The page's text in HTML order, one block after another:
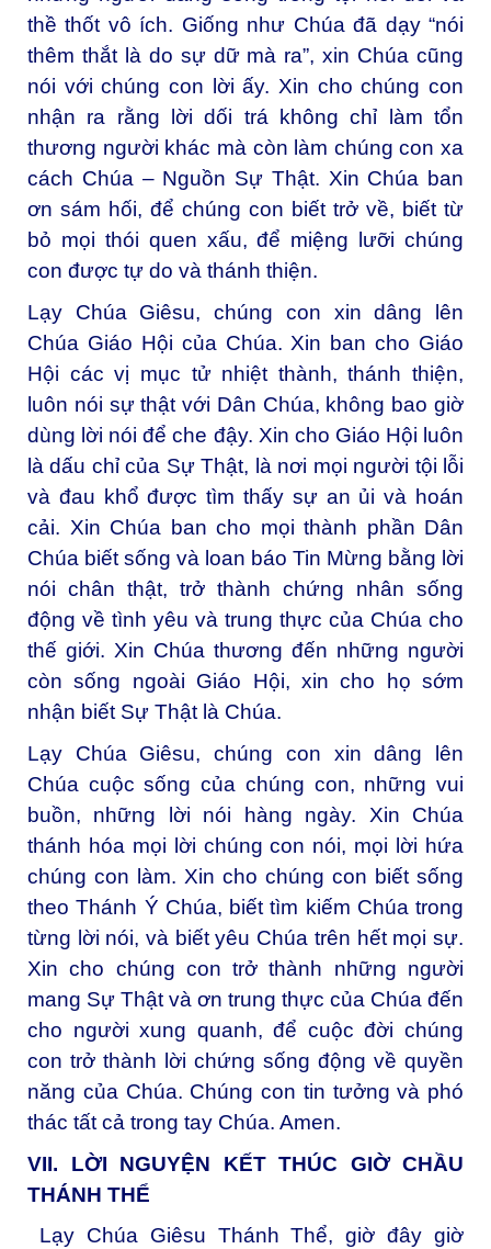
thề thốt vô ích. Giống như Chúa đã dạy “nói
thêm thắt là do sự dữ mà ra”, xin Chúa cũng
nói với chúng con lời ấy. Xin cho chúng con
nhận ra rằng lời dối trá không chỉ làm tổn
thương người khác mà còn làm chúng con xa
cách Chúa – Nguồn Sự Thật. Xin Chúa ban
ơn sám hối, để chúng con biết trở về, biết từ
bỏ mọi thói quen xấu, để miệng lưỡi chúng
con được tự do và thánh thiện.
Lạy Chúa Giêsu, chúng con xin dâng lên
Chúa Giáo Hội của Chúa. Xin ban cho Giáo
Hội các vị mục tử nhiệt thành, thánh thiện,
luôn nói sự thật với Dân Chúa, không bao giờ
dùng lời nói để che đậy. Xin cho Giáo Hội luôn
là dấu chỉ của Sự Thật, là nơi mọi người tội lỗi
và đau khổ được tìm thấy sự an ủi và hoán
cải. Xin Chúa ban cho mọi thành phần Dân
Chúa biết sống và loan báo Tin Mừng bằng lời
nói chân thật, trở thành chứng nhân sống
động về tình yêu và trung thực của Chúa cho
thế giới. Xin Chúa thương đến những người
còn sống ngoài Giáo Hội, xin cho họ sớm
nhận biết Sự Thật là Chúa.
Lạy Chúa Giêsu, chúng con xin dâng lên
Chúa cuộc sống của chúng con, những vui
buồn, những lời nói hàng ngày. Xin Chúa
thánh hóa mọi lời chúng con nói, mọi lời hứa
chúng con làm. Xin cho chúng con biết sống
theo Thánh Ý Chúa, biết tìm kiếm Chúa trong
từng lời nói, và biết yêu Chúa trên hết mọi sự.
Xin cho chúng con trở thành những người
mang Sự Thật và ơn trung thực của Chúa đến
cho người xung quanh, để cuộc đời chúng
con trở thành lời chứng sống động về quyền
năng của Chúa. Chúng con tin tưởng và phó
thác tất cả trong tay Chúa. Amen.
VII. LỜI NGUYỆN KẾT THÚC GIỜ CHẦU
THÁNH THỂ
Lạy Chúa Giêsu Thánh Thể, giờ đây giờ